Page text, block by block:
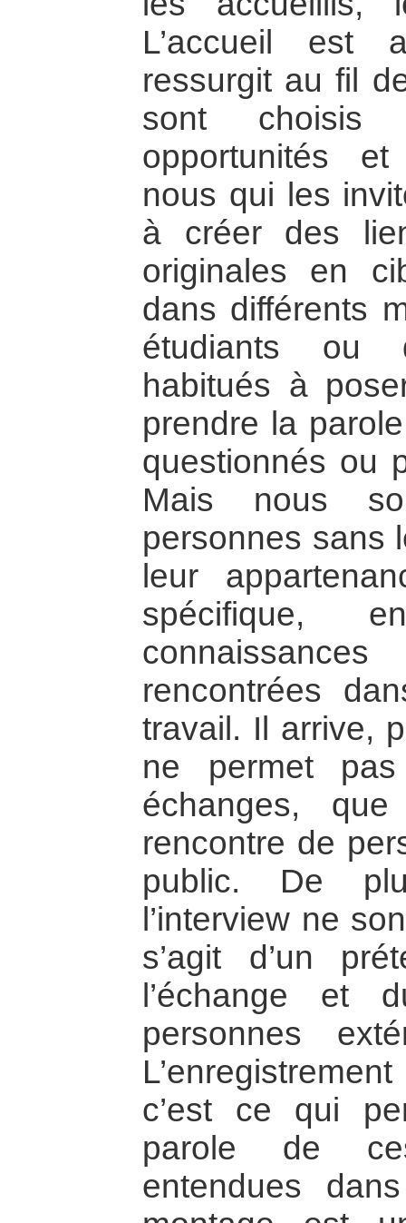
L’accueil est
ressurgit au fil
sont choisis
opportunités et
nous qui les
à créer des
originales en
dans différents
étudiants ou
habitués à
prendre la
questionnés ou
Mais nous
personnes sans
leur
spécifique,
rencontrées
travail. Il arrive,
ne permet
échanges,
rencontre de
public. De
l’interview ne
s’agit d’un
l’échange et
personnes
c’est ce qui
parole de
entendues